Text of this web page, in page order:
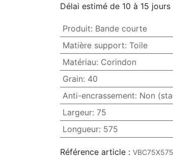
Délai estimé de 10 à 15 jours
Produit: Bande courte
Matière support: Toile
Matériau: Corindon
Grain: 40
Anti-encrassement: Non
Largeur: 75
Longueur: 575
Référence article :